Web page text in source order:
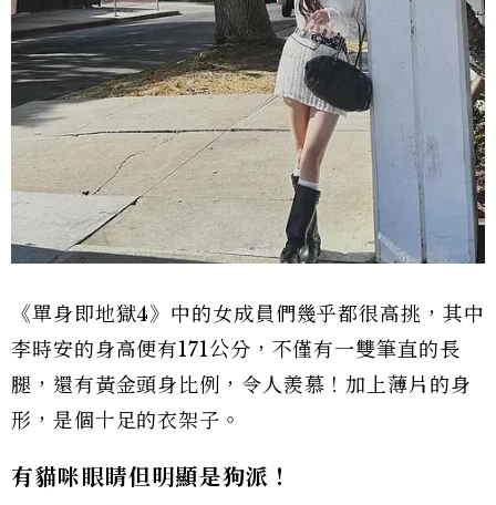
《單身即地獄4》中的女成員們幾乎都很高挑，其中
李時安的身高便有171公分，不僅有一雙筆直的長
腿，還有黃金頭身比例，令人羨慕！加上薄片的身
形，是個十足的衣架子。
有貓咪眼睛但明顯是狗派！